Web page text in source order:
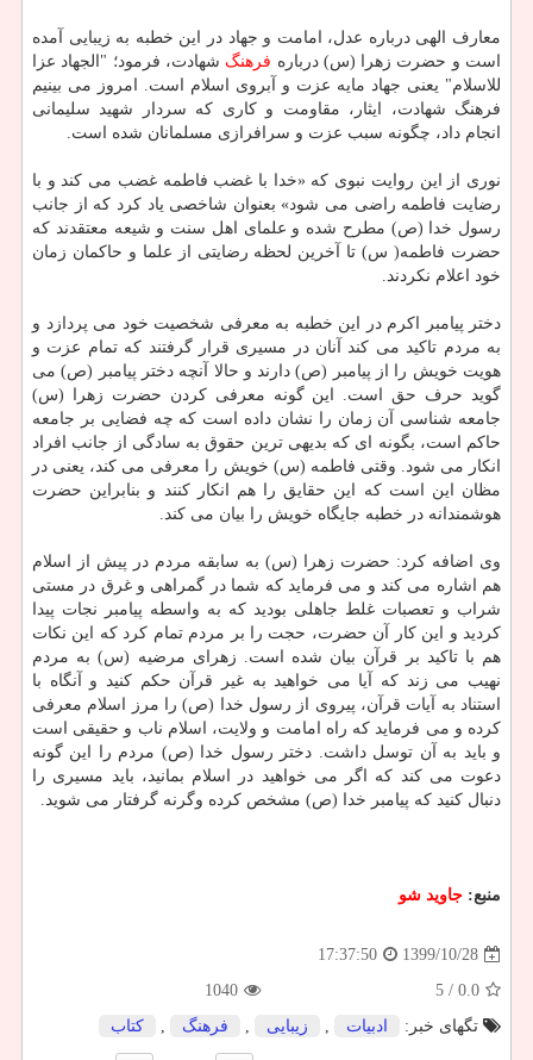
معارف الهی درباره عدل، امامت و جهاد در این خطبه به زیبایی آمده
است و حضرت زهرا (س) درباره فرهنگ شهادت، فرمود؛ "الجهاد عزا
للاسلام" یعنی جهاد مایه عزت و آبروی اسلام است. امروز می بینیم
فرهنگ شهادت، ایثار، مقاومت و کاری که سردار شهید سلیمانی
انجام داد، چگونه سبب عزت و سرافرازی مسلمانان شده است.
نوری از این روایت نبوی که «خدا با غضب فاطمه غضب می کند و با
رضایت فاطمه راضی می شود» بعنوان شاخصی یاد کرد که از جانب
رسول خدا (ص) مطرح شده و علمای اهل سنت و شیعه معتقدند که
حضرت فاطمه( س) تا آخرین لحظه رضایتی از علما و حاکمان زمان
خود اعلام نکردند.
دختر پیامبر اکرم در این خطبه به معرفی شخصیت خود می پردازد و
به مردم تاکید می کند آنان در مسیری قرار گرفتند که تمام عزت و
هویت خویش را از پیامبر (ص) دارند و حالا آنچه دختر پیامبر (ص) می
گوید حرف حق است. این گونه معرفی کردن حضرت زهرا (س)
جامعه شناسی آن زمان را نشان داده است که چه فضایی بر جامعه
حاکم است، بگونه ای که بدیهی ترین حقوق به سادگی از جانب افراد
انکار می شود. وقتی فاطمه (س) خویش را معرفی می کند، یعنی در
مظان این است که این حقایق را هم انکار کنند و بنابراین حضرت
هوشمندانه در خطبه جایگاه خویش را بیان می کند.
وی اضافه کرد: حضرت زهرا (س) به سابقه مردم در پیش از اسلام
هم اشاره می کند و می فرماید که شما در گمراهی و غرق در مستی
شراب و تعصبات غلط جاهلی بودید که به واسطه پیامبر نجات پیدا
کردید و این کار آن حضرت، حجت را بر مردم تمام کرد که این نکات
هم با تاکید بر قرآن بیان شده است. زهرای مرضیه (س) به مردم
نهیب می زند که آیا می خواهید به غیر قرآن حکم کنید و آنگاه با
استناد به آیات قرآن، پیروی از رسول خدا (ص) را مرز اسلام معرفی
کرده و می فرماید که راه امامت و ولایت، اسلام ناب و حقیقی است
و باید به آن توسل داشت. دختر رسول خدا (ص) مردم را این گونه
دعوت می کند که اگر می خواهید در اسلام بمانید، باید مسیری را
دنبال کنید که پیامبر خدا (ص) مشخص کرده وگرنه گرفتار می شوید.
منبع: جاوید شو
1399/10/28
17:37:50
0.0
/ 5
1040
تگهای خبر:
ادبیات , زیبایی , فرهنگ , كتاب